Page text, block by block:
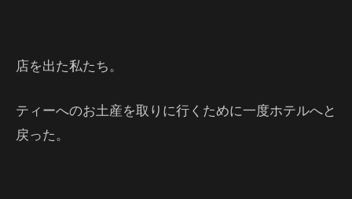
店を出た私たち。
ティーへのお土産を取りに行くために一度ホテルへと
戻った。